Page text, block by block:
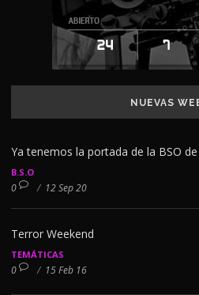
NUEVAS
Ya tenemos la portada de la BSO de
B.S.O
0 / 12 Sep 20
Terror Weekend
TEMÁTICAS
0 / 15 Feb 16